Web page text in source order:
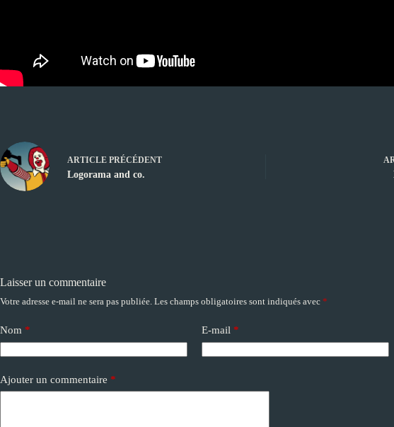
ARTICLE PRÉCÉDENT
Logorama and co.
Laisser un commentaire
Votre adresse e-mail ne sera pas publiée. Les champs obligatoires sont indiqués avec *
Nom * E-mail *
Ajouter un commentaire *
A
t
e
a
t